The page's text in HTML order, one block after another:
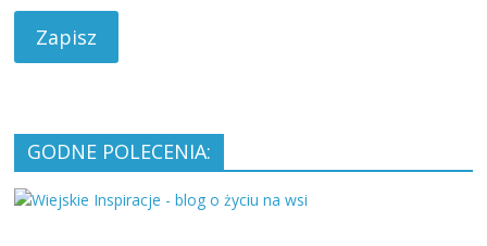
e
e
a
GODNE POLECENIA: